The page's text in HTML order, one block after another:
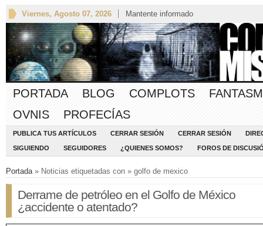
Viernes, Agosto 07, 2026 Mantente informado
PORTADA BLOG COMPLOTS
OVNIS
PROFECÍAS
PUBLICA TUS ARTÍCULOS CERRAR SESIÓN CERRAR SESIÓN
SIGUIENDO SEGUIDORES ¿QUIENES SOMOS? FOROS DE
Portada » Noticias etiquetadas con » golfo de mexico
Derrame de petróleo en el Golfo de México
¿accidente o atentado?